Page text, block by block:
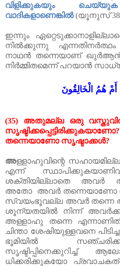
വിളിക്കുകയും
ചെയ്യുക
വാദികളാണെങ്കിൽ(യൂനുസ്
ഇന്നും
നിൽക്കുന്നു
എന്നതിനർത്ഥം
നാഥൻ തന്നെയാണ്
നിർമ്മിതമെന്ന് പറയാൻ
هُمُ الْخَالِقُونَ
(35) അതുമല്ല ഒരു
സൃഷ്ടിക്കപ്പെട്ടിരിക്കുകയാണോ
തന്നെയാണോ സൃഷ്ടാക്കൾ?
അള്ളാഹുവിന്റെ
എന്ന്
ശക്തിയില്ലാതെ
അവർ
അതോ
അവർ തന്നെയാണോ
സ്വയംഭൂവല്ല അവർ തന്നെ
ശൂന്യതയിൽ
നിന്ന്
അള്ളാഹു
തന്നെ
ചിന്താ ശേഷിയുള്ളവനെ
ഭൂമിയിൽ
സൃഷ്ടിപ്പിനെക്കുറിച്ച്
ധിക്കരിക്കുകയോ